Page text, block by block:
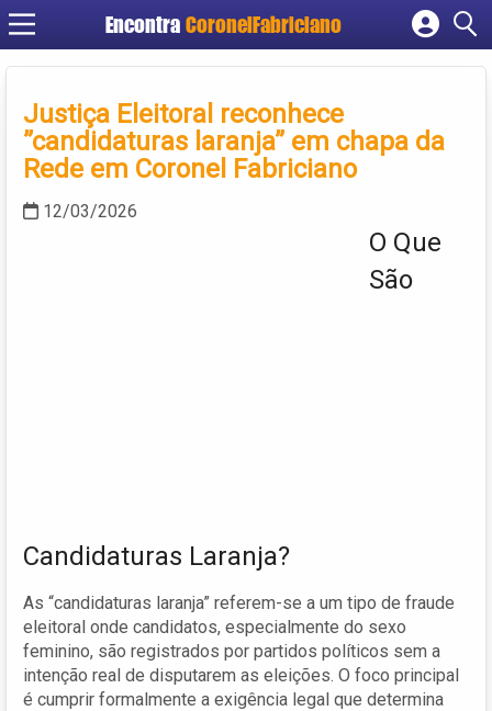
Encontra CoronelFabriciano
Cadastrar empresa
Criar conta
Justiça Eleitoral reconhece
”candidaturas laranja” em chapa da
Rede em Coronel Fabriciano
12/03/2026
O Que
São
Candidaturas Laranja?
As “candidaturas laranja” referem-se a um tipo de fraude
eleitoral onde candidatos, especialmente do sexo
feminino, são registrados por partidos políticos sem a
intenção real de disputarem as eleições. O foco principal
é cumprir formalmente a exigência legal que determina